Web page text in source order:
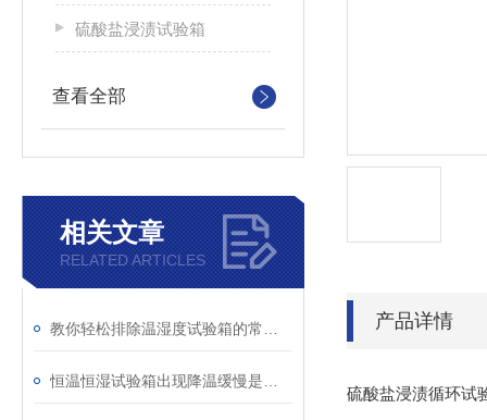
硫酸盐浸渍试验箱
查看全部
相关文章
RELATED ARTICLES
产品详情
硫酸盐浸渍循环试